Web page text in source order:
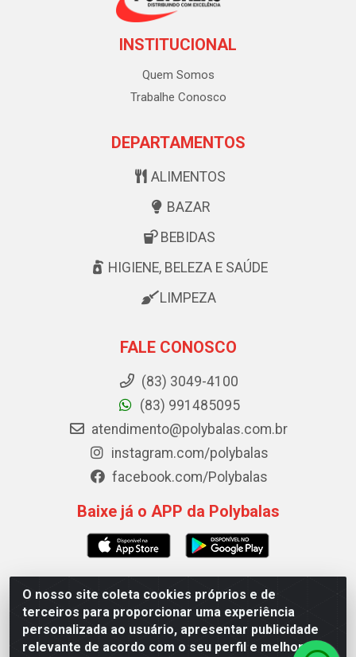
O nosso site coleta cookies próprios e de
terceiros para proporcionar uma experiência
personalizada ao usuário, apresentar publicidade
relevante de acordo com o seu perfil e melhorar a
INSTITUCIONAL
Quem Somos
Trabalhe Conosco
DEPARTAMENTOS
ALIMENTOS
BAZAR
BEBIDAS
HIGIENE, BELEZA E SAÚDE
LIMPEZA
FALE CONOSCO
(83) 3049-4100
(83) 991485095
atendimento@polybalas.com.br
instagram.com/polybalas
facebook.com/Polybalas
Baixe já o APP da Polybalas
Polybalas - Rua João Miguel de Souza, 173 Galpão B -
Ernesto Geisel, João Pessoa/PB - CEP 58.075-075 - CNPJ
00.909.327/0002-61